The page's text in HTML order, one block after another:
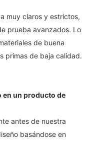
muy claros y estrictos,
prueba avanzados. Lo
de buena
primas de baja calidad.
en un producto de
antes de nuestra
basándose en